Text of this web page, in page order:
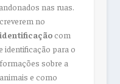
nas ruas.
no
com
identificação para o
sobre a
e como